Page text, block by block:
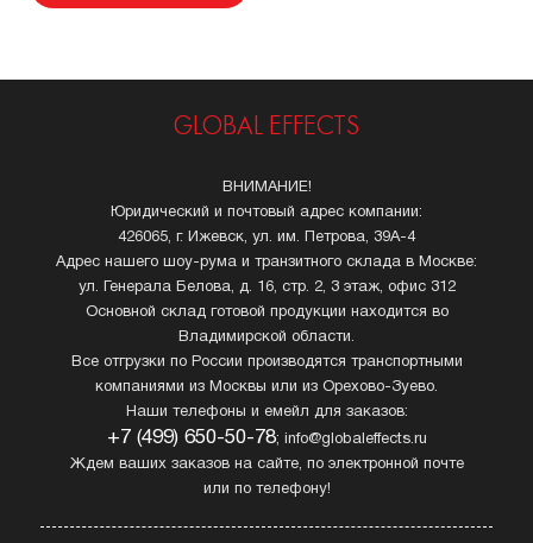
GLOBAL EFFECTS
ВНИМАНИЕ!
Юридический и почтовый адрес компании:
426065, г. Ижевск, ул. им. Петрова, 39А-4
Адрес нашего шоу-рума и транзитного склада в Москве:
ул. Генерала Белова, д. 16, стр. 2, 3 этаж, офис 312
Основной склад готовой продукции находится во
Владимирской области.
Все отгрузки по России производятся транспортными
компаниями из Москвы или из Орехово-Зуево.
Наши телефоны и емейл для заказов:
+7 (499) 650-50-78; info@globaleffects.ru
Ждем ваших заказов на сайте, по электронной почте
или по телефону!